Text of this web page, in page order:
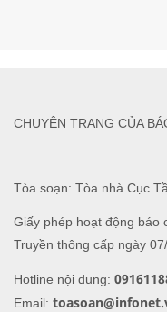
Tòa soạn: Tòa nhà Cục
Giấy phép hoạt động báo
Truyền thông cấp ngày
Hotline nội dung:
Email:
CHUYÊN TRANG CỦA